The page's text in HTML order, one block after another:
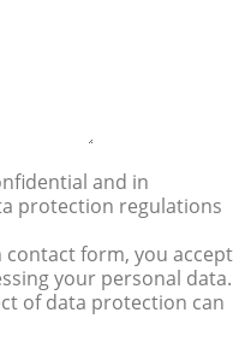
and in
protection regulations
form, you accept
your personal data.
of data protection can